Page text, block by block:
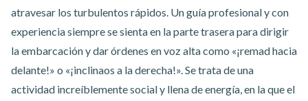
atravesar los turbulentos rápidos. Un guía profesional y con
experiencia siempre se sienta en la parte trasera para dirigir
la embarcación y dar órdenes en voz alta como «¡remad hacia
delante!» o «¡inclinaos a la derecha!». Se trata de una
actividad increíblemente social y llena de energía, en la que el